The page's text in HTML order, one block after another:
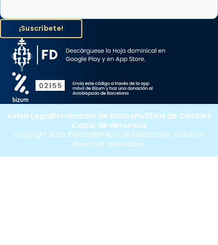
Copyright 2026 ©ARZOBISPADO DE BARCELONA, todos los
derechos reservados.
Aviso LegalProtección de DatosPolítica de Cookies
Canal de denuncia